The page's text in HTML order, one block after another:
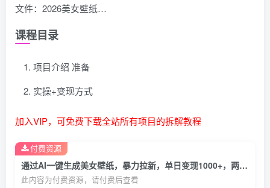
文件：2026美女壁纸…
课程目录
项目介绍 准备
实操+变现方式
加入VIP，可免费下载全站所有项目的拆解教程
通过AI一键生成美女壁纸，暴力拉新，单日变现1000+，两分钟制作一个作品！新手小白一学就会！
此内容为付费资源，请付费后查看
付费资源